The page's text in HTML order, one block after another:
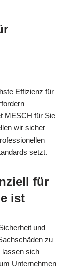
Effizienz für
MESCH für Sie
wir sicher
setzt.
für
ist
und
zu
lassen sich
Unternehmen